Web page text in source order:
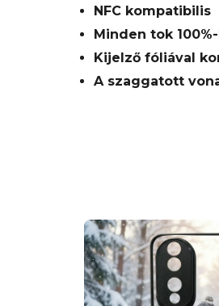
NFC kompatibilis
Minden tok
Kijelző fóliával
A szaggatott